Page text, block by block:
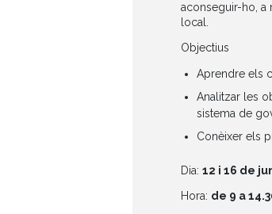
aconseguir-ho, a
local.
Objectius
Aprendre els
Analitzar les
sistema de
Conèixer els
Dia: 12 i 16 de
Hora: de 9 a